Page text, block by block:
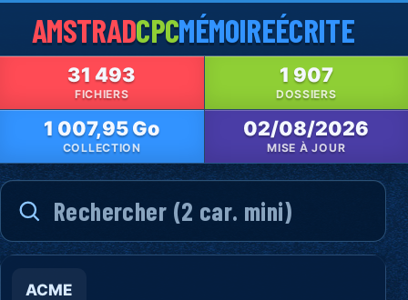
AMSTRADCPCMÉMOIREÉCRITE
31 493
FICHIERS
1 907
DOSSIERS
1 007,95 Go
COLLECTION
02/08/2026
MISE À JOUR
ACME